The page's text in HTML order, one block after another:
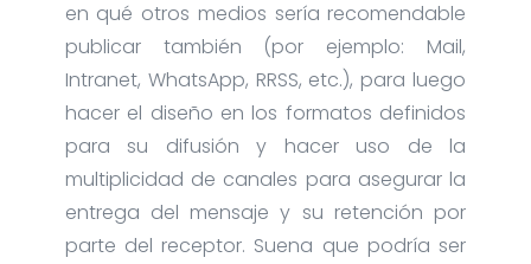
en qué otros medios sería recomendable
publicar también (por ejemplo: Mail,
Intranet, WhatsApp, RRSS, etc.), para luego
hacer el diseño en los formatos definidos
para su difusión y hacer uso de la
multiplicidad de canales para asegurar la
entrega del mensaje y su retención por
parte del receptor. Suena que podría ser